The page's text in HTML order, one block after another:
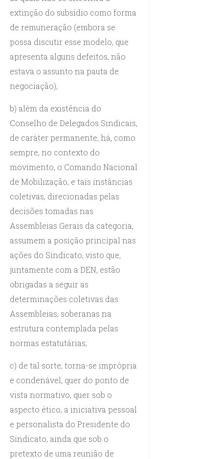
extinção do subsídio como forma
de remuneração (embora se
possa discutir esse modelo, que
apresenta alguns defeitos, não
estava o assunto na pauta de
negociação);
b) além da existência do
Conselho de Delegados Sindicais,
de caráter permanente, há, como
sempre, no contexto do
movimento, o Comando Nacional
de Mobilização, e tais instâncias
coletivas, direcionadas pelas
decisões tomadas nas
Assembleias Gerais da categoria,
assumem a posição principal nas
ações do Sindicato, visto que,
juntamente com a DEN, estão
obrigadas a seguir as
determinações coletivas das
Assembleias, soberanas na
estrutura contemplada pelas
normas estatutárias;
c) de tal sorte, torna-se imprópria
e condenável, quer do ponto de
vista normativo, quer sob o
aspecto ético, a iniciativa pessoal
e personalista do Presidente do
Sindicato, ainda que sob o
pretexto de uma reunião de